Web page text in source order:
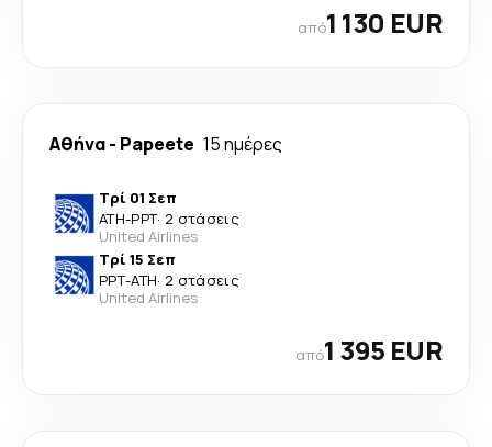
από1 130 EUR
Αθήνα- Papeete 15 ημέρες
Τρί 01 Σεπ
ATH-PPT· 2 στάσεις
United Airlines
Τρί 15 Σεπ
PPT-ATH· 2 στάσεις
United Airlines
από1 395 EUR